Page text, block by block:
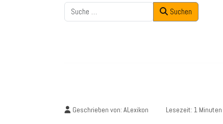
Suchen
Geschrieben von: ALexikon Lesezeit: 1 Minuten